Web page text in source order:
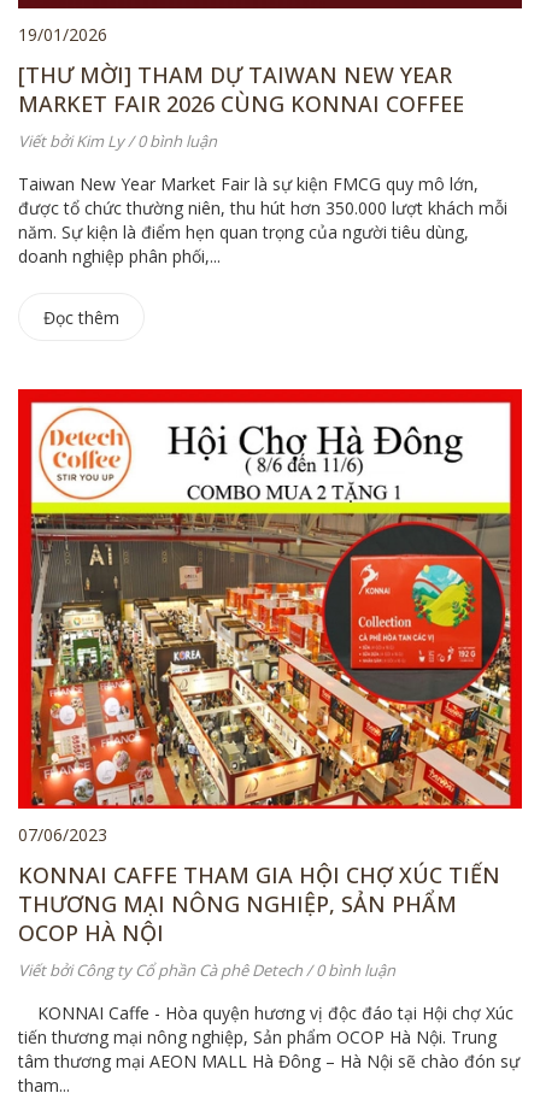
19/01/2026
[THƯ MỜI] THAM DỰ TAIWAN NEW YEAR
MARKET FAIR 2026 CÙNG KONNAI COFFEE
Viết bởiKim Ly/ 0 bình luận
Taiwan New Year Market Fair là sự kiện FMCG quy mô lớn,
được tổ chức thường niên, thu hút hơn 350.000 lượt khách mỗi
năm. Sự kiện là điểm hẹn quan trọng của người tiêu dùng,
doanh nghiệp phân phối,...
Đọc thêm
07/06/2023
KONNAI CAFFE THAM GIA HỘI CHỢ XÚC TIẾN
THƯƠNG MẠI NÔNG NGHIỆP, SẢN PHẨM
OCOP HÀ NỘI
Viết bởiCông ty Cổ phần Cà phê Detech/ 0 bình luận
KONNAI Caffe - Hòa quyện hương vị độc đáo tại Hội chợ Xúc
tiến thương mại nông nghiệp, Sản phẩm OCOP Hà Nội. Trung
tâm thương mại AEON MALL Hà Đông – Hà Nội sẽ chào đón sự
tham...